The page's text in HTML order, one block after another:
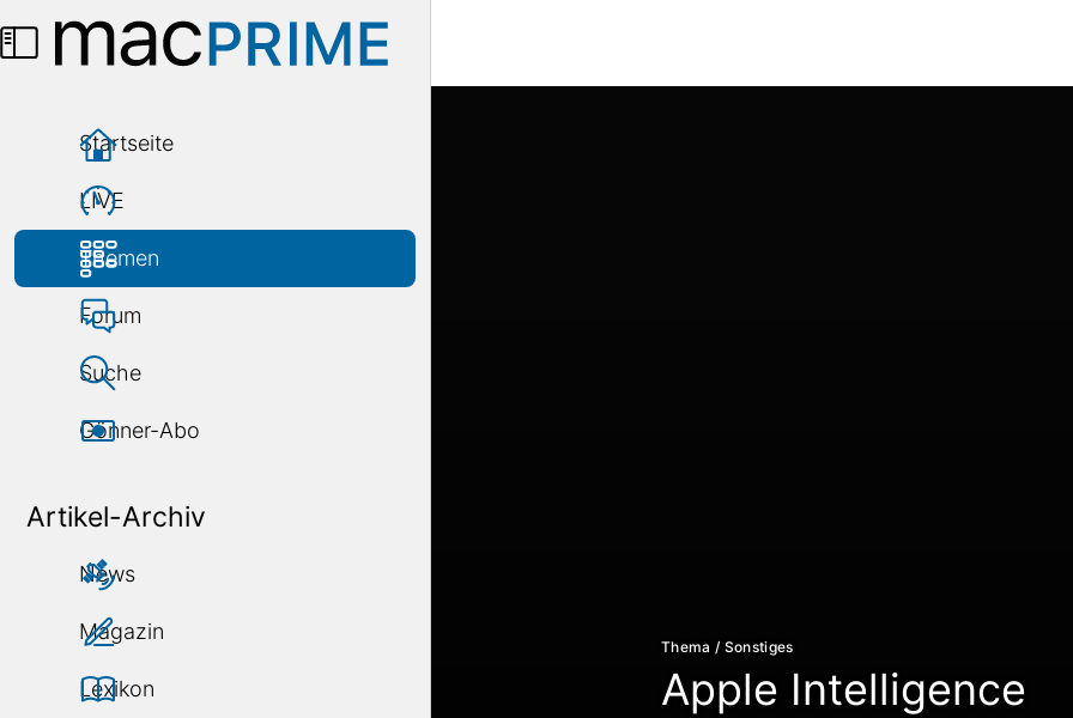
Menü
Startseite
LIVE
Themen
Forum
Suche
Gönner-Abo
Artikel-Archiv
News
Magazin
Lexikon
Thema / Sonstiges
Apple Intelligence